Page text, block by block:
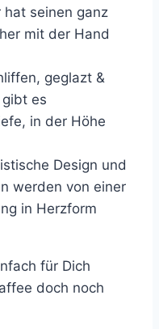
hat seinen ganz
mit der Hand
geglazt &
es
in der Höhe
Design und
werden von einer
in Herzform
für Dich
doch noch